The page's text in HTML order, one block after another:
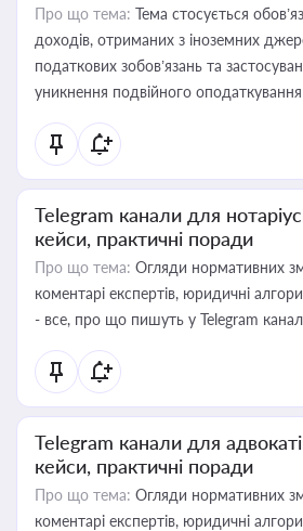
Про що тема: Тема стосується
доходів, отриманих з іноземних
податкових зобов’язань та
уникнення подвійного оподаткування
Telegram канали для
кейси, практичні поради
Про що тема: Огляди нормативних
коментарі експертів, юридичні
- все, про що пишуть у Telegram
Telegram канали для
кейси, практичні поради
Про що тема: Огляди нормативних
коментарі експертів, юридичні